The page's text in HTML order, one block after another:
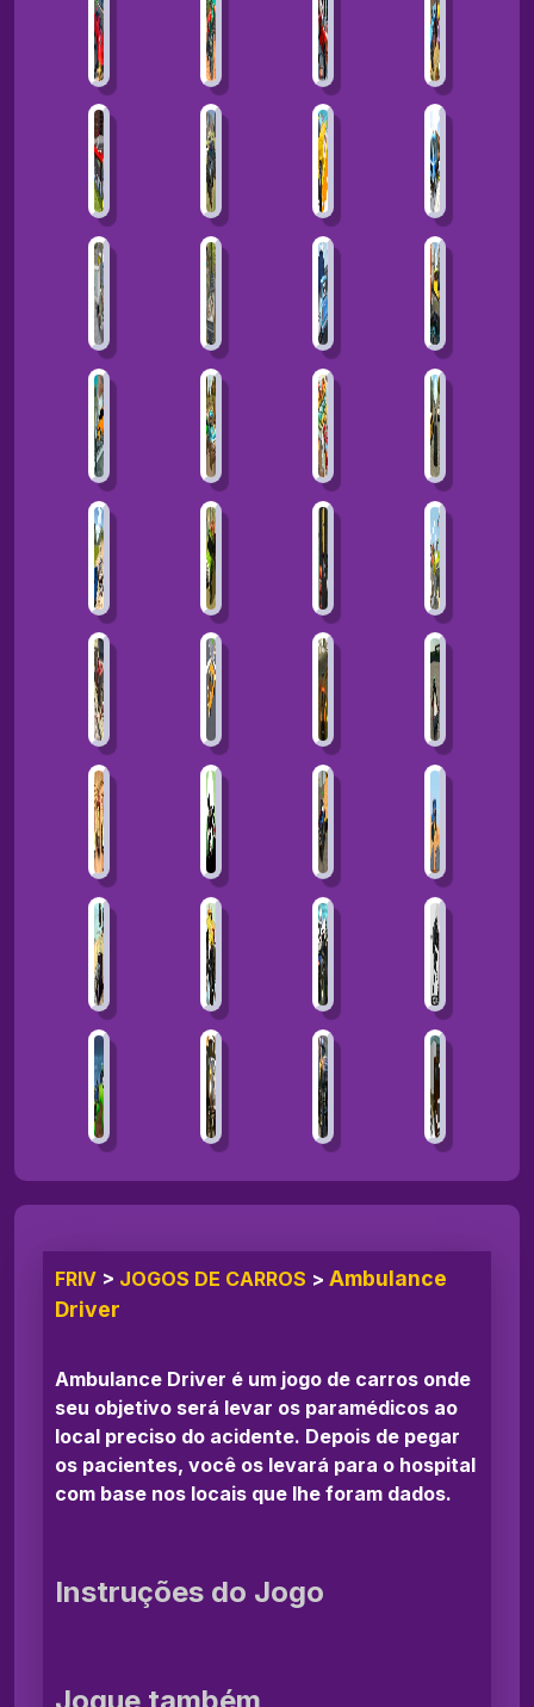
FRIV > JOGOS DE CARROS > Ambulance
Driver
Ambulance Driver é um jogo de carros onde
seu objetivo será levar os paramédicos ao
local preciso do acidente. Depois de pegar
os pacientes, você os levará para o hospital
com base nos locais que lhe foram dados.
Instruções do Jogo